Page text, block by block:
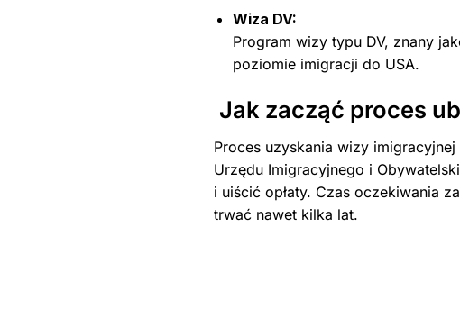
Wiza DV:
Program wizy typu DV, znany
poziomie imigracji do USA.
Jak zacząć proces
Proces uzyskania wizy
Urzędu Imigracyjnego i
i uiścić opłaty. Czas oczekiwania
trwać nawet kilka lat.